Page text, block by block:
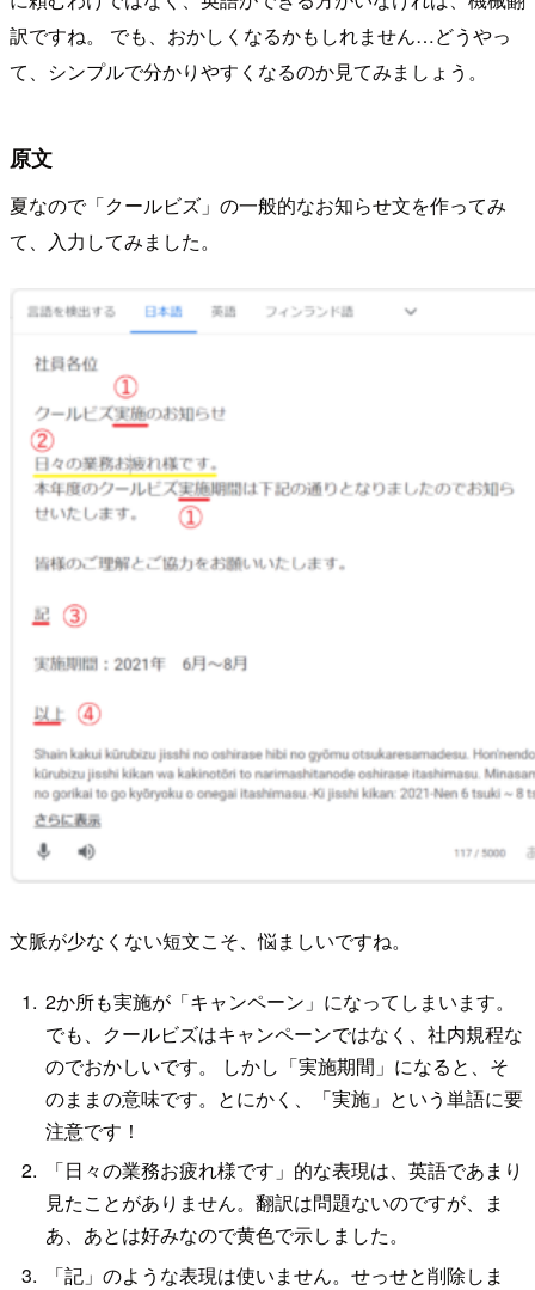
訳ですね。 でも、おかしくなるかもしれません…どうやっ
て、シンプルで分かりやすくなるのか見てみましょう。
原文
夏なので「クールビズ」の一般的なお知らせ文を作ってみ
て、入力してみました。
文脈が少なくない短文こそ、悩ましいですね。
2か所も実施が「キャンペーン」になってしまいます。
でも、クールビズはキャンペーンではなく、社内規程な
のでおかしいです。 しかし「実施期間」になると、そ
のままの意味です。とにかく、「実施」という単語に要
注意です！
「日々の業務お疲れ様です」的な表現は、英語であまり
見たことがありません。翻訳は問題ないのですが、ま
あ、あとは好みなので黄色で示しました。
「記」のような表現は使いません。せっせと削除しま